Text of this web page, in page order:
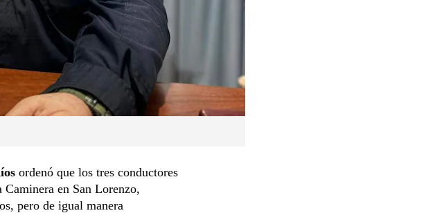
ordenó que los tres conductores
en San Lorenzo,
pero de igual manera